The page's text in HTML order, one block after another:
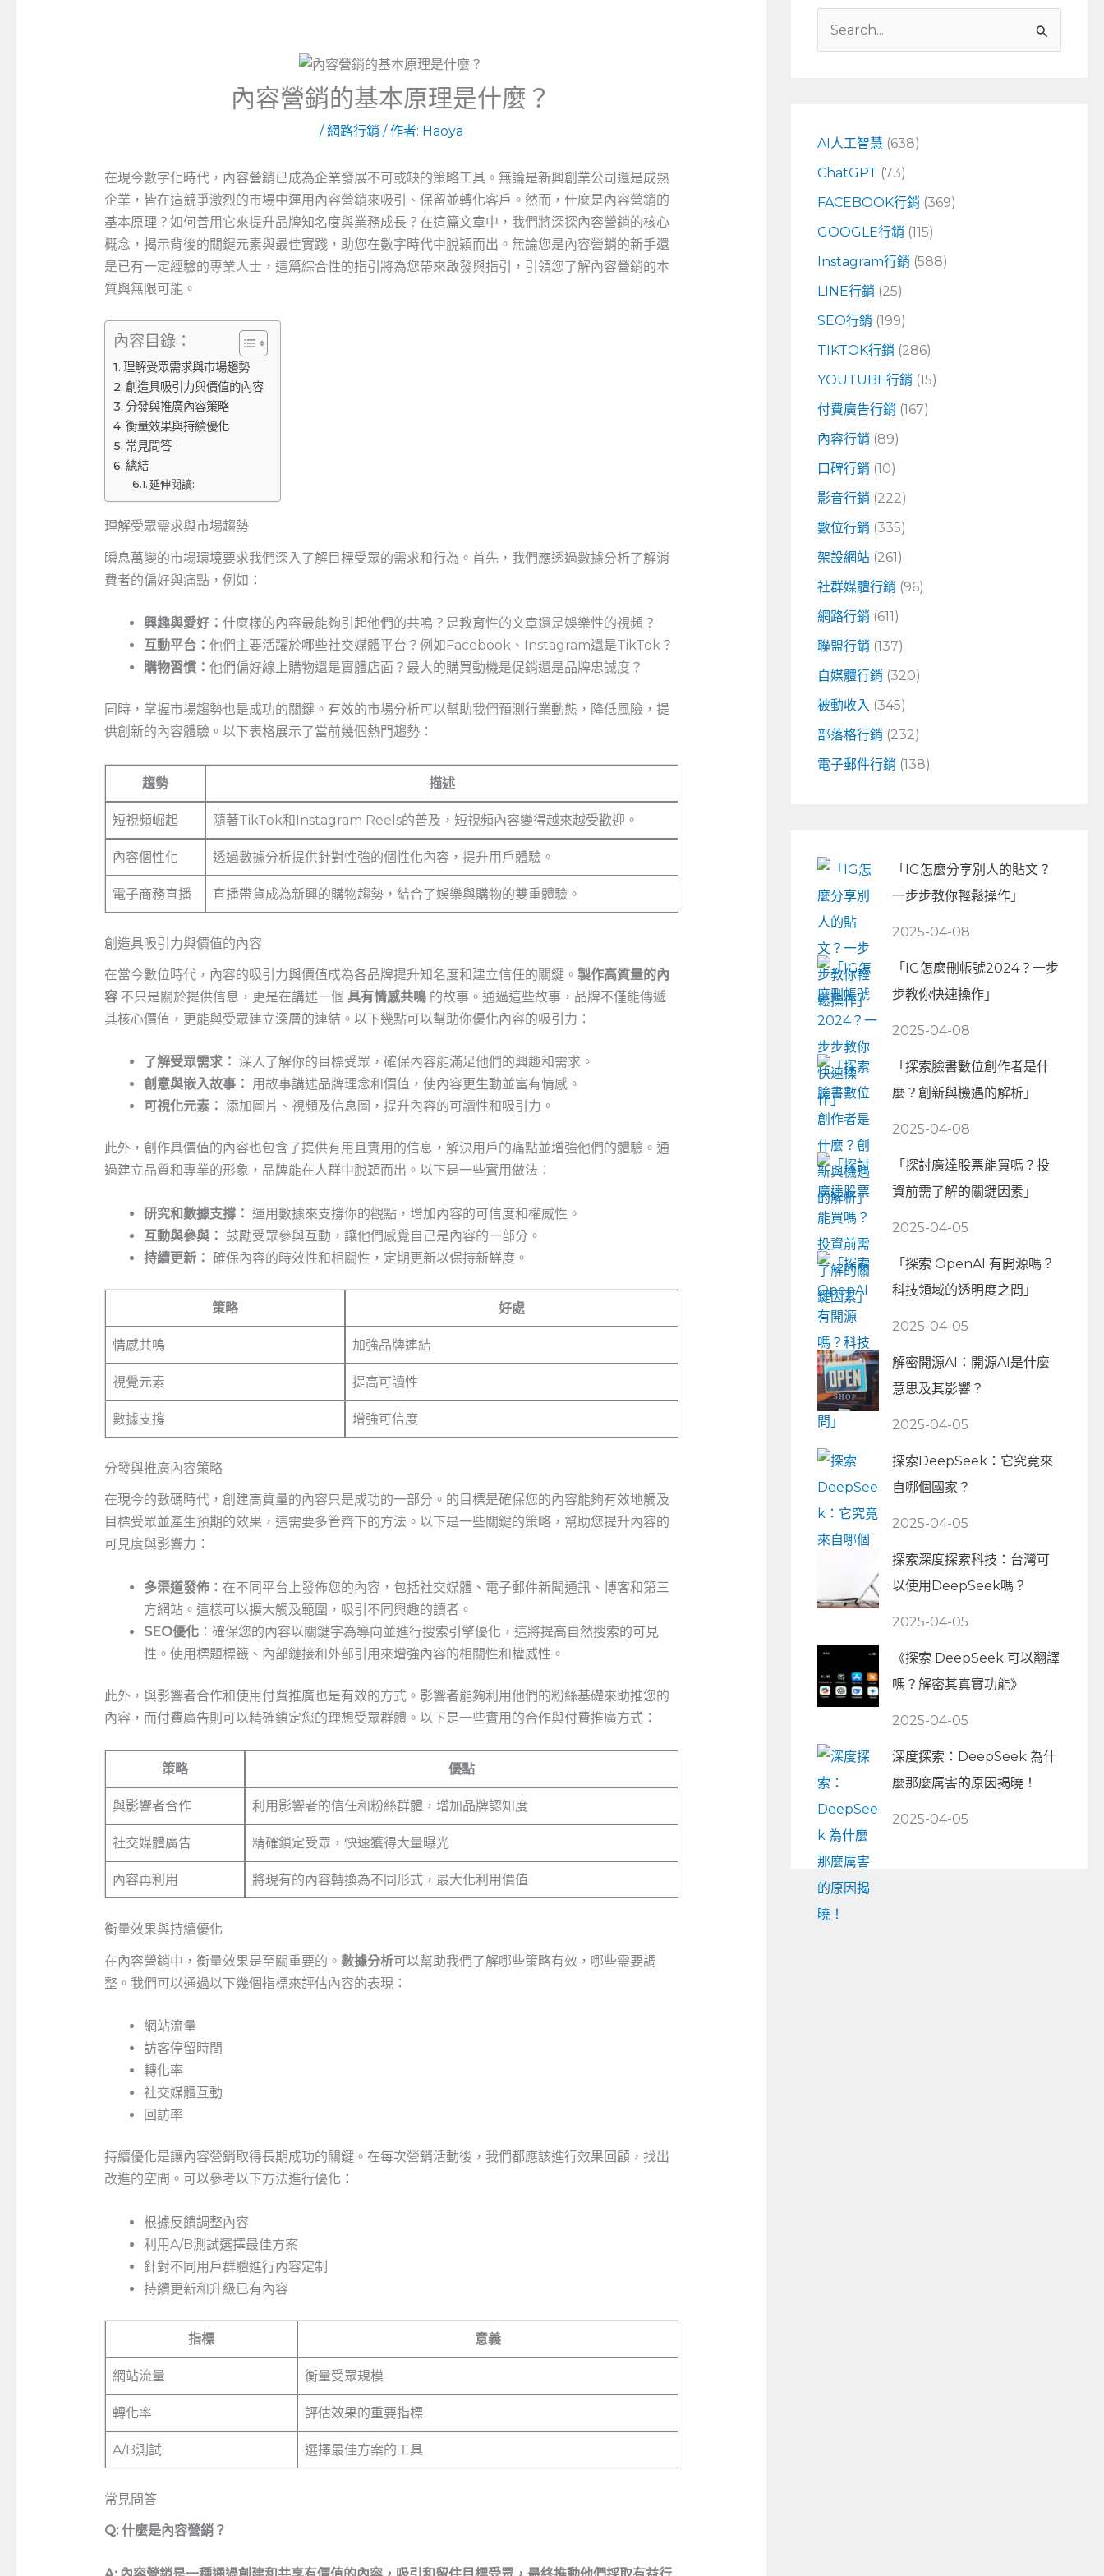
內容營銷的基本原理是什麼？
/網路行銷 / 作者: Haoya
在現今數字化時代，內容營銷已成為企業發展不可或缺的策略工具。無論是新興創業公司還是成熟
企業，皆在這競爭激烈的市場中運用內容營銷來吸引、保留並轉化客戶。然而，什麼是內容營銷的
基本原理？如何善用它來提升品牌知名度與業務成長？在這篇文章中，我們將深探內容營銷的核心
概念，揭示背後的關鍵元素與最佳實踐，助您在數字時代中脫穎而出。無論您是內容營銷的新手還
是已有一定經驗的專業人士，這篇綜合性的指引將為您帶來啟發與指引，引領您了解內容營銷的本
質與無限可能。
內容目錄：
理解受眾需求與市場趨勢
創造具吸引力與價值的內容
分發與推廣內容策略
衡量效果與持續優化
常見問答
總結
延伸閱讀:
理解受眾需求與市場趨勢
瞬息萬變的市場環境要求我們深入了解目標受眾的需求和行為。首先，我們應透過數據分析了解消
費者的偏好與痛點，例如：
興趣與愛好： 什麼樣的內容最能夠引起他們的共鳴？是教育性的文章還是娛樂性的視頻？
互動平台： 他們主要活躍於哪些社交媒體平台？例如Facebook、Instagram還是TikTok？
購物習慣： 他們偏好線上購物還是實體店面？最大的購買動機是促銷還是品牌忠誠度？
同時，掌握市場趨勢也是成功的關鍵。有效的市場分析可以幫助我們預測行業動態，降低風險，提
供創新的內容體驗。以下表格展示了當前幾個熱門趨勢：
趨勢 描述
短視頻崛起 隨著TikTok和Instagram⁢ Reels的普及，短視頻內容變得越來越受歡迎。
內容個性化 透過數據分析提供針對性強的個性化內容，提升用戶體驗。
電子商務直播 直播帶貨成為新興的購物趨勢，結合了娛樂與購物的雙重體驗。
創造具吸引力與價值的內容
在當今數位時代，內容的吸引力與價值成為各品牌提升知名度和建立信任的關鍵。 製作高質量的內
容不只是關於提供信息，更是在講述一個 具有情感共鳴的故事。通過這些故事，品牌不僅能傳遞
其核心價值，更能與受眾建立深層的連結。以下幾點可以幫助你優化內容的吸引力：
了解受眾需求： 深入了解你的目標受眾，確保內容能滿足他們的興趣和需求。
創意與嵌入故事： 用故事講述品牌理念和價值，使內容更生動並富有情感。
可視化元素： 添加圖片、視頻及信息圖，提升內容的可讀性和吸引力。
此外，創作具價值的內容也包含了提供有用且實用的信息，解決用戶的痛點並增強他們的體驗。通
過建立品質和專業的形象，品牌能在人群中脫穎而出。以下是一些實用做法：
研究和數據支撐： 運用數據來支撐你的觀點，增加內容的可信度和權威性。
互動與參與： 鼓勵受眾參與互動，讓他們感覺自己是內容的一部分。
持續更新： 確保內容的時效性和相關性，定期更新以保持新鮮度。
策略 好處
情感共鳴 加強品牌連結
視覺元素 提高可讀性
數據支撐 增強可信度
分發與推廣內容策略
在現今的數碼時代，創建高質量的內容只是成功的一部分。 的目標是確保您的內容能夠有效地觸及
目標受眾並產生預期的效果，這需要多管齊下的方法。以下是一些關鍵的策略，幫助您提升內容的
可見度與影響力：
多渠道發佈：在不同平台上發佈您的內容，包括社交媒體、電子郵件新聞通訊、博客和第三
方網站。這樣可以擴大觸及範圍，吸引不同興趣的讀者。
SEO優化：確保您的內容以關鍵字為導向並進行搜索引擎優化，這將提高自然搜索的可見
性。使用標題標籤、內部鏈接和外部引用來增強內容的相關性和權威性。
此外，與影響者合作和使用付費推廣也是有效的方式。影響者能夠利用他們的粉絲基礎來助推您的
內容，而付費廣告則可以精確鎖定您的理想受眾群體。以下是一些實用的合作與付費推廣方式：
策略 優點
與影響者合作 利用影響者的信任和粉絲群體，增加品牌認知度
社交媒體廣告 精確鎖定受眾，快速獲得大量曝光
內容再利用 將現有的內容轉換為不同形式，最大化利用價值
衡量效果與持續優化
在內容營銷中，衡量效果是至關重要的。 數據分析可以幫助我們了解哪些策略有效，哪些需要調
整。我們可以通過以下幾個指標來評估內容的表現：
網站流量
訪客停留時間
轉化率
社交媒體互動
回訪率
持續優化是讓內容營銷取得長期成功的關鍵。在每次營銷活動後，我們都應該進行效果回顧，找出
改進的空間。可以參考以下方法進行優化：
根據反饋調整內容
利用A/B測試選擇最佳方案
針對不同用戶群體進行內容定制
持續更新和升級已有內容
指標 意義
網站流量 衡量受眾規模
轉化率 評估效果的重要指標
A/B測試 選擇最佳方案的工具
常見問答
Q: 什麼是內容營銷？
字
:
AI人工智慧 (638)
ChatGPT (73)
FACEBOOK行銷 (369)
GOOGLE行銷 (115)
Instagram行銷 (588)
LINE行銷 (25)
SEO行銷 (199)
TIKTOK行銷 (286)
YOUTUBE行銷 (15)
付費廣告行銷 (167)
內容行銷 (89)
口碑行銷 (10)
影音行銷 (222)
數位行銷 (335)
架設網站(261)
社群媒體行銷 (96)
網路行銷 (611)
聯盟行銷 (137)
自媒體行銷 (320)
被動收入 (345)
部落格行銷 (232)
電子郵件行銷 (138)
「IG怎麼分享別人的貼文？
一步步教你輕鬆操作」
2025-04-08
「IG怎麼刪帳號2024？一步
步教你快速操作」
2025-04-08
「探索臉書數位創作者是什
麼？創新與機遇的解析」
2025-04-08
「探討廣達股票能買嗎？投
資前需了解的關鍵因素」
2025-04-05
「探索 OpenAI 有開源嗎？
科技領域的透明度之問」
2025-04-05
解密開源AI：開源AI是什麼
意思及其影響？
2025-04-05
探索DeepSeek：它究竟來
自哪個國家？
2025-04-05
探索深度探索科技：台灣可
以使用DeepSeek嗎？
2025-04-05
《探索 DeepSeek 可以翻譯
嗎？解密其真實功能》
2025-04-05
深度探索：DeepSeek 為什
麼那麼厲害的原因揭曉！
2025-04-05